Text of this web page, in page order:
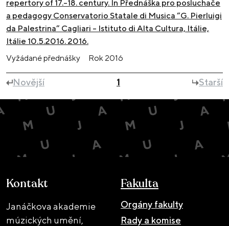
repertory of 17.-18. century. In Přednáška pro posluchače
a pedagogy Conservatorio Statale di Musica “G. Pierluigi
da Palestrina” Cagliari – Istituto di Alta Cultura, Itálie,
Itálie 10.5.2016. 2016.
Vyžádané přednášky
Rok 2016
Novější 1 Starší
Kontakt
Janáčkova akademie
múzických umění,
Fakulta
Orgány fakulty
Rady a komise